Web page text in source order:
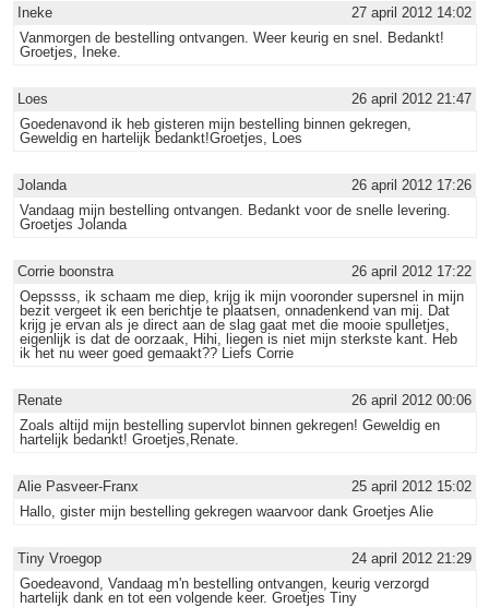
Ineke
27 april 2012 14:02
Vanmorgen de bestelling ontvangen. Weer keurig en snel. Bedankt!
Groetjes, Ineke.
Loes
26 april 2012 21:47
Goedenavond ik heb gisteren mijn bestelling binnen gekregen,
Geweldig en hartelijk bedankt!Groetjes, Loes
Jolanda
26 april 2012 17:26
Vandaag mijn bestelling ontvangen. Bedankt voor de snelle levering.
Groetjes Jolanda
Corrie boonstra
26 april 2012 17:22
Oepssss, ik schaam me diep, krijg ik mijn vooronder supersnel in mijn
bezit vergeet ik een berichtje te plaatsen, onnadenkend van mij. Dat
krijg je ervan als je direct aan de slag gaat met die mooie spulletjes,
eigenlijk is dat de oorzaak, Hihi, liegen is niet mijn sterkste kant. Heb
ik het nu weer goed gemaakt?? Liefs Corrie
Renate
26 april 2012 00:06
Zoals altijd mijn bestelling supervlot binnen gekregen! Geweldig en
hartelijk bedankt! Groetjes,Renate.
Alie Pasveer-Franx
25 april 2012 15:02
Hallo, gister mijn bestelling gekregen waarvoor dank Groetjes Alie
Tiny Vroegop
24 april 2012 21:29
Goedeavond, Vandaag m'n bestelling ontvangen, keurig verzorgd
hartelijk dank en tot een volgende keer. Groetjes Tiny